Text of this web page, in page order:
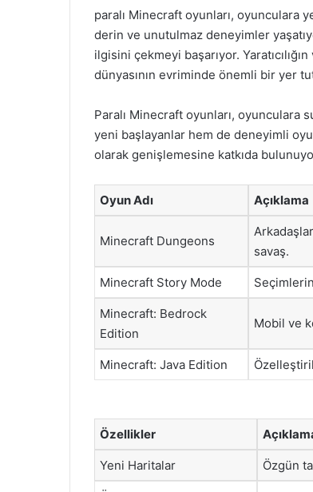
paralı Minecraft oyunları, oyunculara
derin ve unutulmaz deneyimler
ilgisini çekmeyi başarıyor.
dünyasının evriminde önemli bir yer
Paralı Minecraft oyunları,
yeni başlayanlar hem de deneyimli
olarak genişlemesine katkıda
Oyun Adı Açıklama
Minecraft Dungeons
savaş.
Minecraft Story Mode
Minecraft: Bedrock
Edition
Mobil ve
Minecraft: Java Edition
Özellikler
Yeni Haritalar Özgün